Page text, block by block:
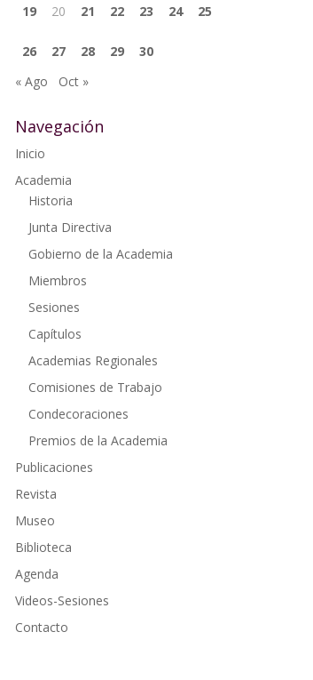
19 20 21 22 23 24 25
26 27 28 29
30
« Ago
Oct »
Navegación
Inicio
Academia
Historia
Junta Directiva
Gobierno de la Academia
Miembros
Sesiones
Capítulos
Academias Regionales
Comisiones de Trabajo
Condecoraciones
Premios de la Academia
Publicaciones
Revista
Museo
Biblioteca
Agenda
Videos-Sesiones
Contacto